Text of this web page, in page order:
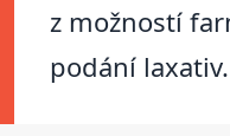
z možností
podání laxativ.